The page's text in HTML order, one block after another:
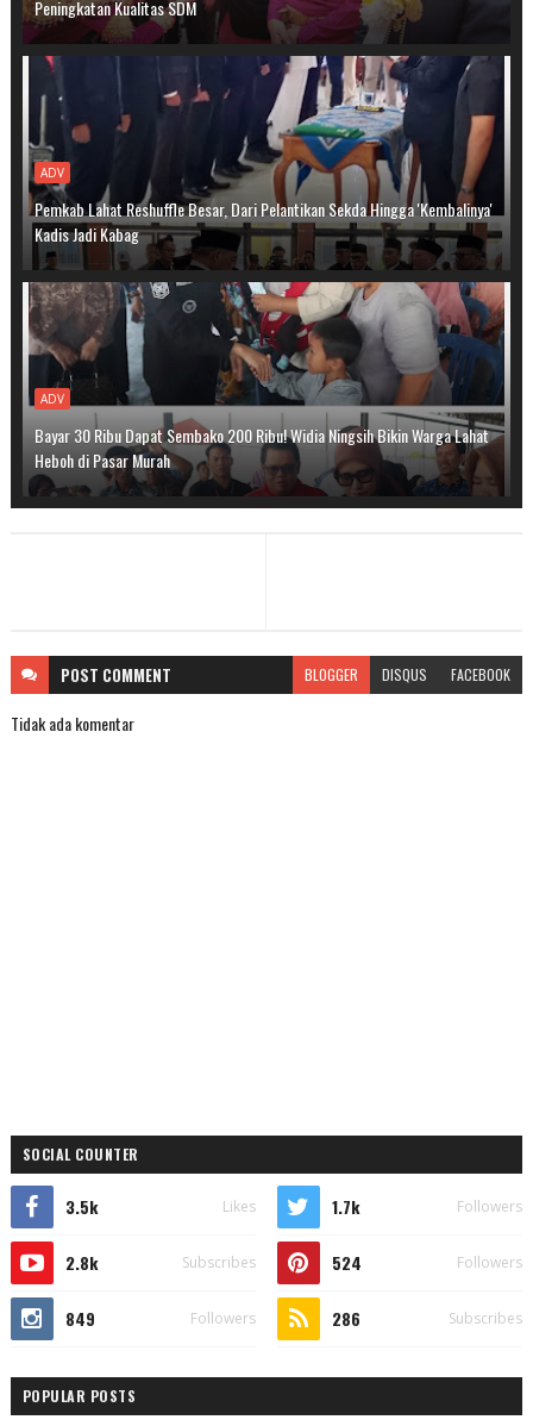
Peningkatan Kualitas SDM
ADV
Pemkab Lahat Reshuffle Besar, Dari Pelantikan Sekda Hingga 'Kembalinya'
Kadis Jadi Kabag
ADV
Bayar 30 Ribu Dapat Sembako 200 Ribu! Widia Ningsih Bikin Warga Lahat
Heboh di Pasar Murah
POST COMMENT BLOGGER DISQUS FACEBOOK
Tidak ada komentar
SOCIAL COUNTER
3.5k Likes 1.7k Followers
2.8k Subscribes 524 Followers
849 Followers 286 Subscribes
POPULAR POSTS